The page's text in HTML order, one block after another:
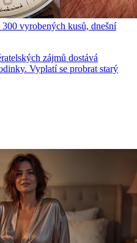
vyrobených kusů, dnešní
zájmů dostává
Vyplatí se probrat starý